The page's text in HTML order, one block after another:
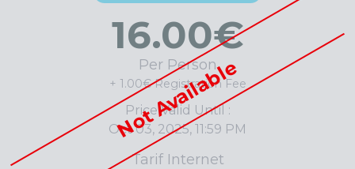
Not Available
16.00€
Per Person
+ 1.00€ Registration Fee
Price Valid Until :
Oct 03, 2025, 11:59 PM
Tarif Internet